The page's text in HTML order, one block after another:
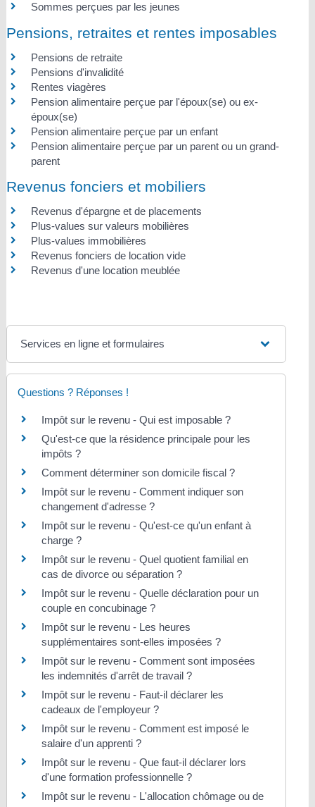
Sommes perçues par les jeunes
Pensions, retraites et rentes imposables
Pensions de retraite
Pensions d'invalidité
Rentes viagères
Pension alimentaire perçue par l'époux(se) ou ex-
époux(se)
Pension alimentaire perçue par un enfant
Pension alimentaire perçue par un parent ou un grand-
parent
Revenus fonciers et mobiliers
Revenus d'épargne et de placements
Plus-values sur valeurs mobilières
Plus-values immobilières
Revenus fonciers de location vide
Revenus d'une location meublée
Services en ligne et formulaires
Questions ? Réponses !
Impôt sur le revenu - Qui est imposable ?
Qu'est-ce que la résidence principale pour les
impôts ?
Comment déterminer son domicile fiscal ?
Impôt sur le revenu - Comment indiquer son
changement d'adresse ?
Impôt sur le revenu - Qu'est-ce qu'un enfant à
charge ?
Impôt sur le revenu - Quel quotient familial en
cas de divorce ou séparation ?
Impôt sur le revenu - Quelle déclaration pour un
couple en concubinage ?
Impôt sur le revenu - Les heures
supplémentaires sont-elles imposées ?
Impôt sur le revenu - Comment sont imposées
les indemnités d'arrêt de travail ?
Impôt sur le revenu - Faut-il déclarer les
cadeaux de l'employeur ?
Impôt sur le revenu - Comment est imposé le
salaire d'un apprenti ?
Impôt sur le revenu - Que faut-il déclarer lors
d'une formation professionnelle ?
Impôt sur le revenu - L'allocation chômage ou de